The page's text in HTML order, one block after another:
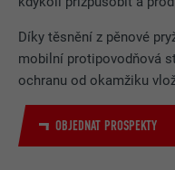
Díky těsnění z pěnové
mobilní protipovodňová
ochranu od okamžiku
OBJEDNAT PROSPEKTY